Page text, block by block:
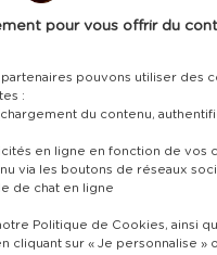
pour vous offrir du
pouvons utiliser des
:
du contenu,
en ligne en fonction de vos
via les boutons de réseaux
de chat en ligne
Politique de Cookies, ainsi
sur « Je personnalise »